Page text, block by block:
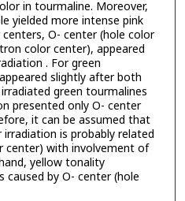
in tourmaline. Moreover,
yielded more intense pink
O- center (hole color
color center), appeared
. For green
slightly after both
green tourmalines
presented only O- center
it can be assumed that
is probably related
center) with involvement of
yellow tonality
by O- center (hole